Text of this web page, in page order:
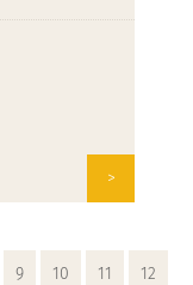
>
9 10 11 12